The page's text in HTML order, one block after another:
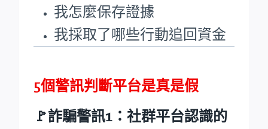
我怎麼保存證據
我採取了哪些行動追回資金
5個警訊判斷平台是真是假
🚩詐騙警訊1：社群平台認識的